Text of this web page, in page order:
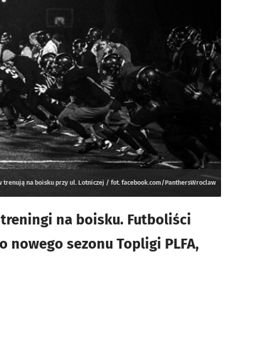
trenują na boisku przy ul. Lotniczej / fot. facebook.com/PanthersWroclaw
na boisku. Futboliści
sezonu Topligi PLFA,